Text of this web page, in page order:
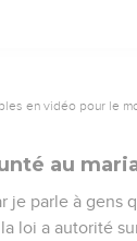
en vidéo pour le
au
je parle à gens
loi a autorité